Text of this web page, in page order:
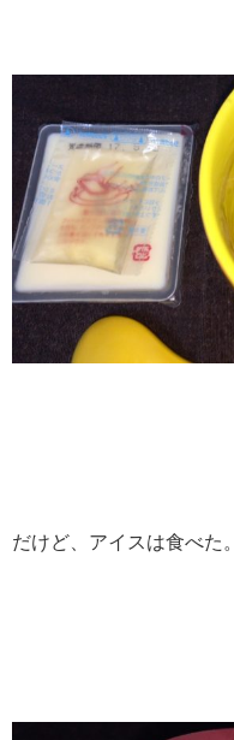
だけど、アイスは食べた。